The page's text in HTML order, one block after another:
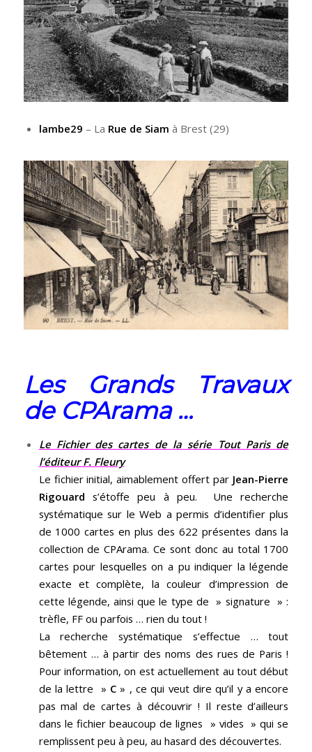
lambe29 – La Rue de Siam à Brest (29)
Les Grands Travaux
de CPArama …
Le Fichier des cartes de la série Tout Paris de
l’éditeur F. Fleury
Le fichier initial, aimablement offert par Jean-Pierre
Rigouard s’étoffe peu à peu. Une recherche
systématique sur le Web a permis d’identifier plus
de 1000 cartes en plus des 622 présentes dans la
collection de CPArama. Ce sont donc au total 1700
cartes pour lesquelles on a pu indiquer la légende
exacte et complète, la couleur d’impression de
cette légende, ainsi que le type de » signature » :
trèfle, FF ou parfois … rien du tout !
La recherche systématique s’effectue … tout
bêtement … à partir des noms des rues de Paris !
Pour information, on est actuellement au tout début
de la lettre » C » , ce qui veut dire qu’il y a encore
pas mal de cartes à découvrir ! Il reste d’ailleurs
dans le fichier beaucoup de lignes » vides » qui se
remplissent peu à peu, au hasard des découvertes.